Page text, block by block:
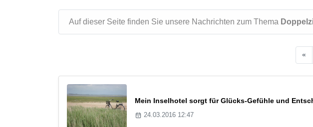
Auf dieser Seite finden Sie unsere Nachrichten zum Thema
«
Mein Inselhotel sorgt für Glücks-Gefühle und
24.03.2016 12:47